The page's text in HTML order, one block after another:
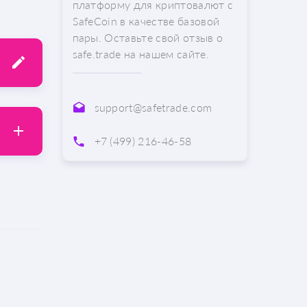
платформу для криптовалют с
SafeCoin в качестве базовой
пары. Оставьте свой отзыв о
safe.trade на нашем сайте.
support@safetrade.com
+7 (499) 216-46-58